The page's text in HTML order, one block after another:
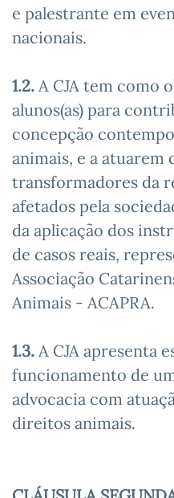
e palestrante em
nacionais.
1.2. A CJA tem como
alunos(as) para
concepção
animais, e a atuarem
transformadores da
afetados pela
da aplicação dos
de casos reais,
Associação
Animais - ACAPRA.
1.3. A CJA apresenta
funcionamento de
advocacia com
direitos animais.